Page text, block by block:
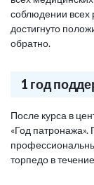
соблюдении всех
достигнуто
обратно.
1 год
После курса в
«Год
торпедо в